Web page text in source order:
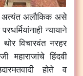
अत्यंत अलौकिक असे
न्यायाने
विचारवंत नरहर
हिंदवी
होते व